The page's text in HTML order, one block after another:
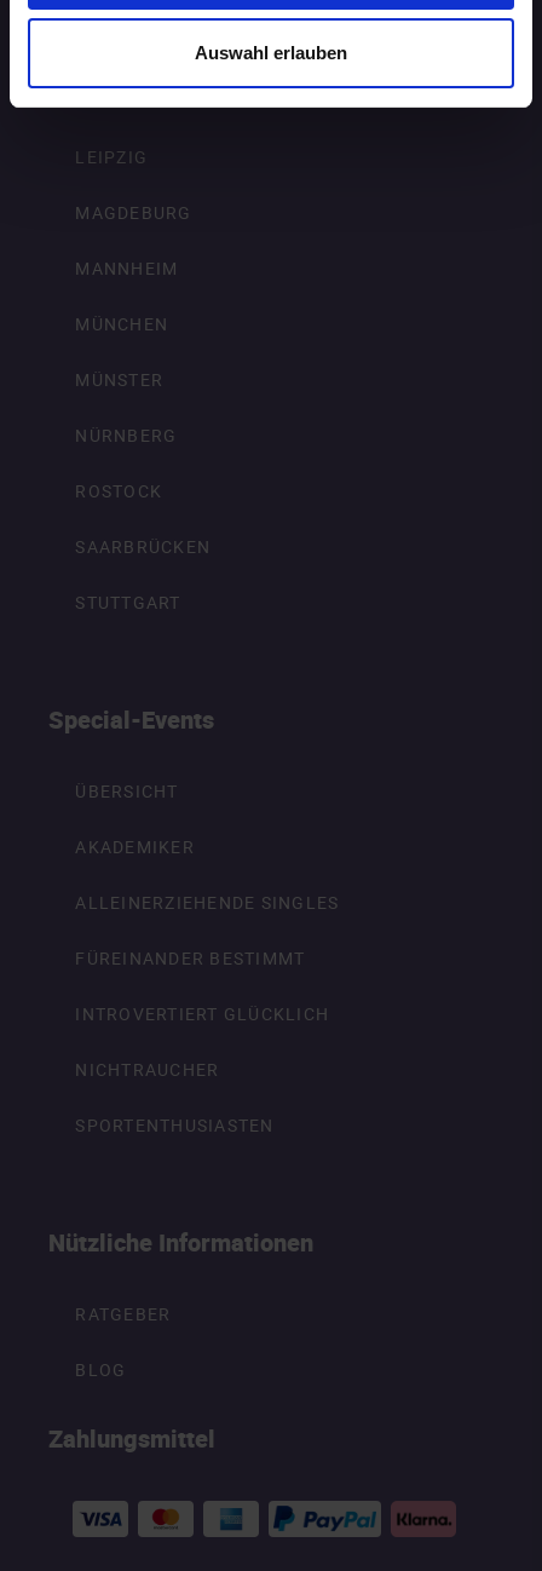
Auswahl erlauben
LEIPZIG
MAGDEBURG
MANNHEIM
MÜNCHEN
MÜNSTER
NÜRNBERG
ROSTOCK
SAARBRÜCKEN
STUTTGART
Special-Events
ÜBERSICHT
AKADEMIKER
ALLEINERZIEHENDE SINGLES
FÜREINANDER BESTIMMT
INTROVERTIERT GLÜCKLICH
NICHTRAUCHER
SPORTENTHUSIASTEN
Nützliche Informationen
RATGEBER
BLOG
Zahlungsmittel